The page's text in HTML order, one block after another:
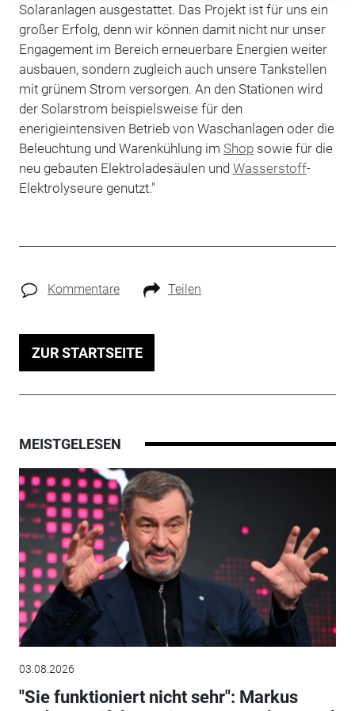
Solaranlagen ausgestattet. Das Projekt ist für uns ein
großer Erfolg, denn wir können damit nicht nur unser
Engagement im Bereich erneuerbare Energien weiter
ausbauen, sondern zugleich auch unsere Tankstellen
mit grünem Strom versorgen. An den Stationen wird
der Solarstrom beispielsweise für den
enerigieintensiven Betrieb von Waschanlagen oder die
Beleuchtung und Warenkühlung im Shopsowie für die
neu gebauten Elektroladesäulen und Wasserstoff-
Elektrolyseure genutzt."
Kommentare Teilen
ZUR STARTSEITE
MEISTGELESEN
03.08.2026
"Sie funktioniert nicht sehr": Markus